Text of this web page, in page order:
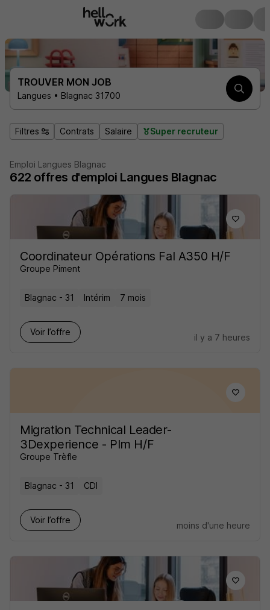
TROUVER MON JOB
Langues • Blagnac 31700
Filtres Contrats Salaire Super recruteur
Emploi Langues Blagnac
622 offres d'emploi Langues Blagnac
Coordinateur Opérations Fal A350 H/F
Groupe Piment
Blagnac - 31 Intérim 7 mois
Voir l’offre
il y a 7 heures
Migration Technical Leader-
3Dexperience - Plm H/F
Groupe Trèfle
Blagnac - 31 CDI
Voir l’offre
moins d'une heure